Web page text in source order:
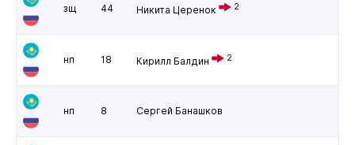
зщ 44 Никита Церенок 2
нп 18 Кирилл Балдин 2
нп 8 Сергей Банашков